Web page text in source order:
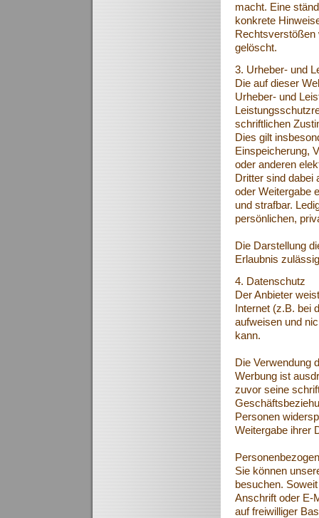
macht. Eine
konkrete
Rechtsverstößen
gelöscht.
3. Urheber- und
Die auf dieser
Urheber- und
schriftlichen
Dies gilt
Einspeicherung,
oder anderen
Dritter sind dabei
oder Weitergabe
und strafbar.
persönlichen,
Die Darstellung
Erlaubnis
4. Datenschutz
Der Anbieter
Internet (z.B. bei
aufweisen und
kann.
Die Verwendung
Werbung ist
zuvor seine
Personen
Weitergabe ihrer
Sie können
besuchen.
Anschrift oder E-
auf freiwilliger